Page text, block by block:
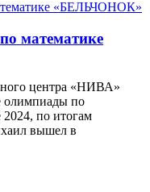
математике
центра «НИВА»
олимпиады по
по итогам
вышел в